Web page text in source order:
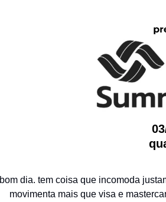
bom dia. tem coisa que incomoda
movimenta mais que visa e